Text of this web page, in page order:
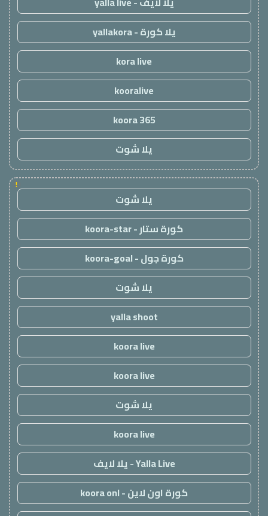
يلا كورة - yallakora
kora live
kooralive
koora 365
يلا شوت
!
يلا شوت
كورة ستار - koora-star
كورة جول - koora-goal
يلا شوت
yalla shoot
koora live
koora live
يلا شوت
koora live
Yalla Live - يلا لايف
كورة اون لاين - koora onl